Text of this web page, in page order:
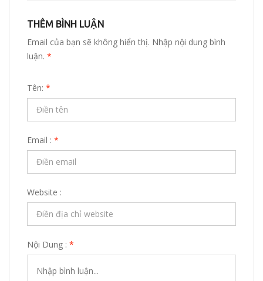
THÊM BÌNH LUẬN
Email của bạn sẽ không hiển thị. Nhập nội dung bình
luận. *
Tên: *
Email : *
Website :
Nội Dung : *